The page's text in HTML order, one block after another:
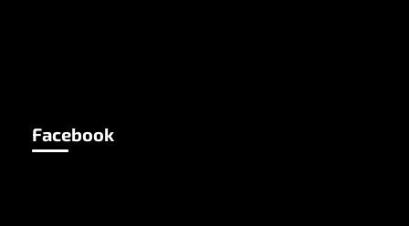
Facebook